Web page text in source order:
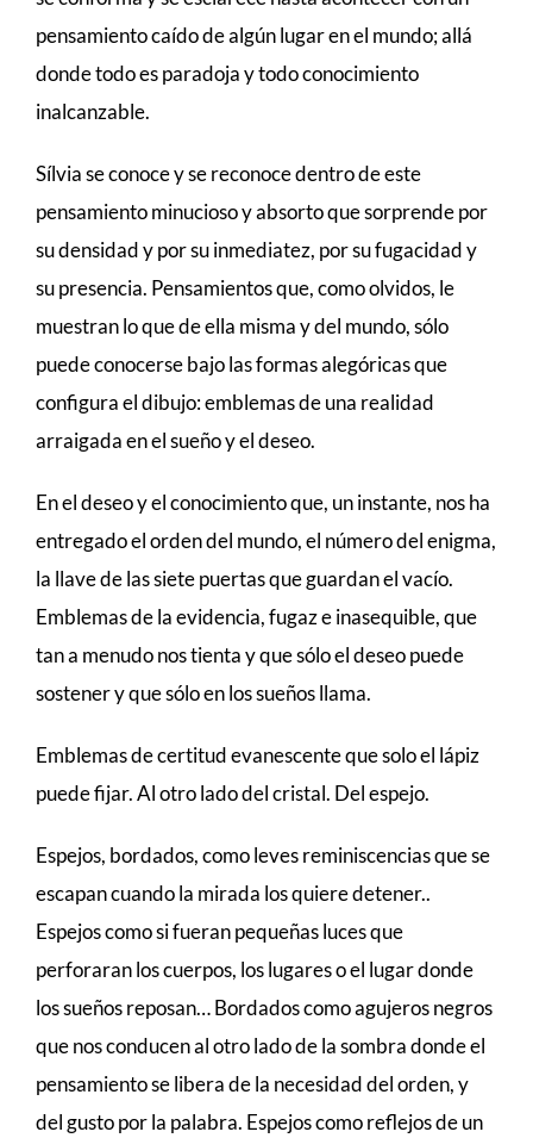
pensamiento caído de algún lugar en el mundo; allá
donde todo es paradoja y todo conocimiento
inalcanzable.
Sílvia se conoce y se reconoce dentro de este
pensamiento minucioso y absorto que sorprende por
su densidad y por su inmediatez, por su fugacidad y
su presencia. Pensamientos que, como olvidos, le
muestran lo que de ella misma y del mundo, sólo
puede conocerse bajo las formas alegóricas que
configura el dibujo: emblemas de una realidad
arraigada en el sueño y el deseo.
En el deseo y el conocimiento que, un instante, nos ha
entregado el orden del mundo, el número del enigma,
la llave de las siete puertas que guardan el vacío.
Emblemas de la evidencia, fugaz e inasequible, que
tan a menudo nos tienta y que sólo el deseo puede
sostener y que sólo en los sueños llama.
Emblemas de certitud evanescente que solo el lápiz
puede fijar. Al otro lado del cristal. Del espejo.
Espejos, bordados, como leves reminiscencias que se
escapan cuando la mirada los quiere detener..
Espejos como si fueran pequeñas luces que
perforaran los cuerpos, los lugares o el lugar donde
los sueños reposan… Bordados como agujeros negros
que nos conducen al otro lado de la sombra donde el
pensamiento se libera de la necesidad del orden, y
del gusto por la palabra. Espejos como reflejos de un